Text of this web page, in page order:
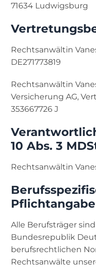
71634 Ludwigsburg
Rechtsanwältin
DE271773819
Rechtsanwältin
Versicherung AG,
353667726 J
10 Abs. 3
Rechtsanwältin
Alle Berufsträger
Bundesrepublik
berufsrechtlichen
Rechtsanwälte